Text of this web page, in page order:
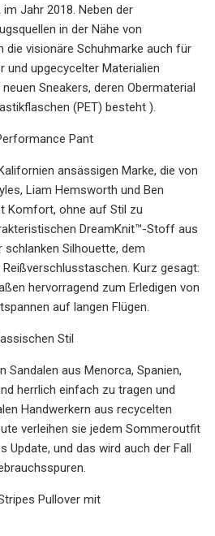
Jahr 2018. Neben der
in der Nähe von
die visionäre Schuhmarke auch für
und upgecycelter Materialien
Sneakers, deren Obermaterial
(PET) besteht ).
Pant
ansässigen Marke, die von
Liam Hemsworth und Ben
Komfort, ohne auf Stil zu
DreamKnit™-Stoff aus
schlanken Silhouette, dem
Kurz gesagt:
hervorragend zum Erledigen von
auf langen Flügen.
Stil
Sandalen aus Menorca, Spanien,
herrlich einfach zu tragen und
Handwerkern aus recycelten
verleihen sie jedem Sommeroutfit
Update, und das wird auch der Fall
Pullover mit